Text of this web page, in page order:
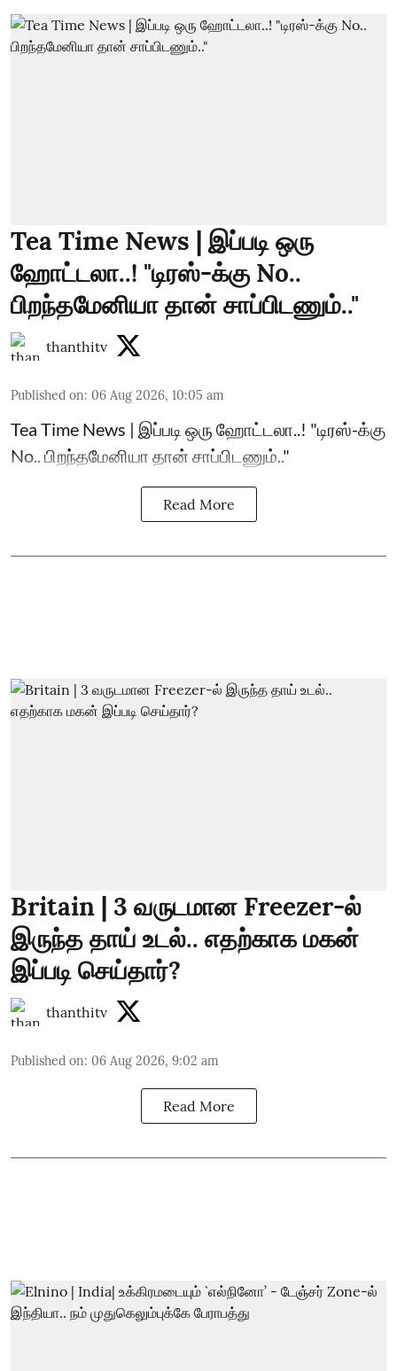
Tea Time News | இப்படி ஒரு
ஹோட்டலா..! "டிரஸ்-க்கு No..
பிறந்தமேனியா தான் சாப்பிடணும்.."
thanthitv
Published on: 06 Aug 2026, 10:05 am
Tea Time News | இப்படி ஒரு ஹோட்டலா..! "டிரஸ்-க்கு
No.. பிறந்தமேனியா தான் சாப்பிடணும்.."
Read More
Britain | 3 வருடமான Freezer-ல்
இருந்த தாய் உடல்.. எதற்காக மகன்
இப்படி செய்தார்?
thanthitv
Published on: 06 Aug 2026, 9:02 am
Read More